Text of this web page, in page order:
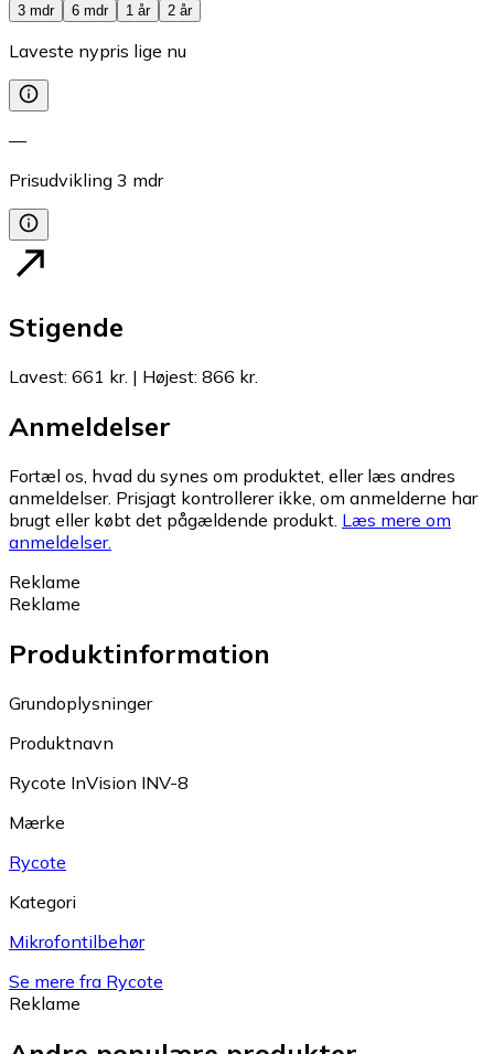
3 mdr
6 mdr 1 år 2 år
Laveste nypris lige nu
—
Prisudvikling 3 mdr
Stigende
Lavest: 661 kr. | Højest: 866 kr.
Anmeldelser
Fortæl os, hvad du synes om produktet, eller læs andres
anmeldelser. Prisjagt kontrollerer ikke, om anmelderne har
brugt eller købt det pågældende produkt. Læs mere om
anmeldelser.
Reklame
Reklame
Produktinformation
Grundoplysninger
Produktnavn
Rycote InVision INV-8
Mærke
Rycote
Kategori
Mikrofontilbehør
Se mere fra Rycote
Reklame